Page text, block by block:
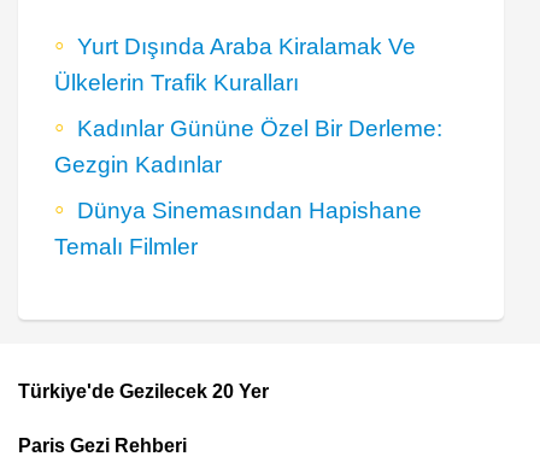
Yurt Dışında Araba Kiralamak Ve
Ülkelerin Trafik Kuralları
Kadınlar Gününe Özel Bir Derleme:
Gezgin Kadınlar
Dünya Sinemasından Hapishane
Temalı Filmler
Footer
Top
Türkiye'de Gezilecek 20 Yer
Paris Gezi Rehberi